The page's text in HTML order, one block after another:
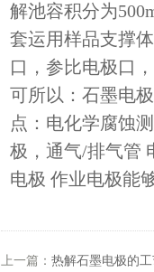
解池容积分为
套运用样品支撑
口，参比电极口
可所以：石墨电
点：电化学腐蚀
极，通气/排气管
电极 作业电极能
上一篇： 热解石墨电极的